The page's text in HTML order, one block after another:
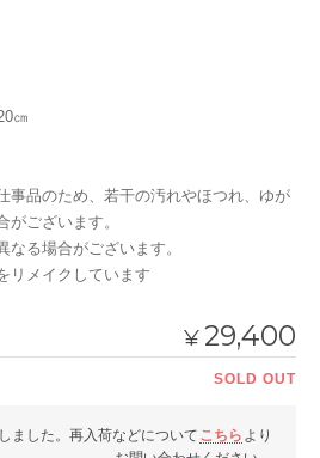
㎝
事品のため、若干の汚れやほつれ、ゆが
ございます。
なる場合がございます。
リメイクしています
¥29,400
SOLD OUT
ました。再入荷などについて こちら より